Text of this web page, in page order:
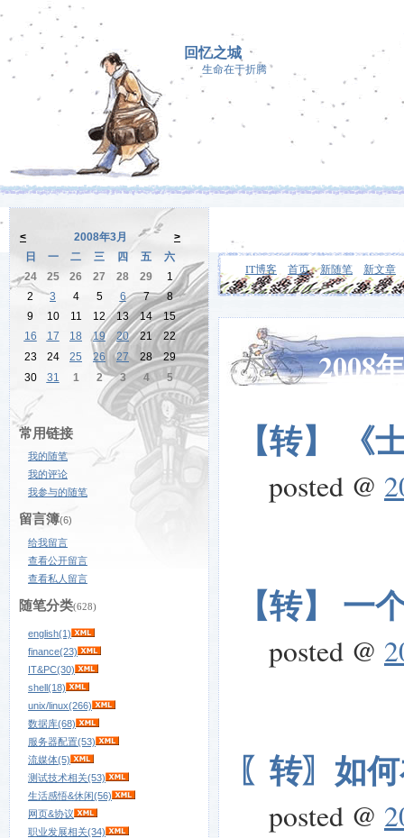
回忆之城
生命在于折腾
IT博客 首页 新随笔 新文章
< 2008年3月
>
日
一 二 三 四 五
六
24
25 26 27 28 29
1
2
3 4 5 6 7
8
9
10 11 12 13 14
15
16
17 18 19 20 21
22
23
24 25 26 27 28
29
30
31 1 2 3 4 5
常用链接
我的随笔
我的评论
我参与的随笔
留言簿(6)
给我留言
查看公开留言
查看私人留言
随笔分类(628)
english(1)
finance(23)
IT&PC(30)
shell(18)
unix/linux(266)
数据库(68)
服务器配置(53)
流媒体(5)
测试技术相关(53)
生活感悟&休闲(56)
网页&协议
职业发展相关(34)
2008
【转】 《
posted @
【转】 一
posted @
〖转〗如
posted @